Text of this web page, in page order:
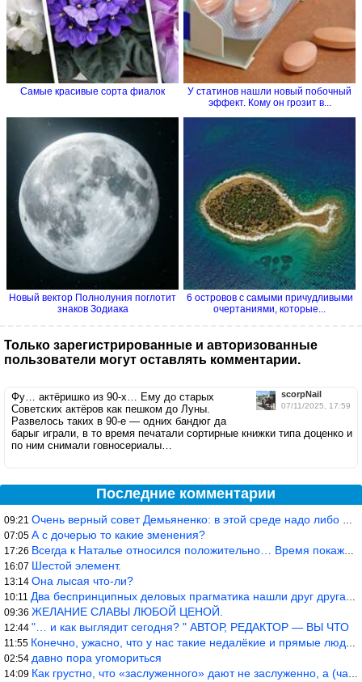
Самые красивые сорта фиалок
У статинов нашли новый побочный
эффект. Кому он грозит в...
Новый вектор Полнолуния поглотит
знаков Зодиака
6 островов с самыми причудливыми
очертаниями, которые...
Только зарегистрированные и авторизованные
пользователи могут оставлять комментарии.
scorpNail
07/11/2025, 17:59
Фу… актёришко из 90-х… Ему до старых
Советских актёров как пешком до Луны.
Развелось таких в 90-е — одних бандюг да
барыг играли, в то время печатали сортирные книжки типа доценко и
по ним снимали говносериалы…
Последние комментарии
09:21 Очень верный совет Демьяненко: в этой среде надо либо иметь зубы
07:05 А с дочерью то какие зменения?
17:26 Всегда к Наталье относился положительно… Время покажет, что буде
16:07 Шестой элемент.
13:14 Она лысая что-ли?
10:11 Два беспринципных деловых прагматика нашли друг друга и «остепен
09:36 ЖЕЛАНИЕ СЛАВЫ ЛЮБОЙ ЦЕНОЙ.
12:44 "… и как выглядит сегодня? " АВТОР, РЕДАКТОР — ВЫ ЧТО
11:55 Конечно, ужасно, что у нас такие недалёкие и прямые люди… Как мо
02:54 давно пора угомориться
14:09 Как грустно, что «заслуженного» дают не заслуженно, а (чаще) по-